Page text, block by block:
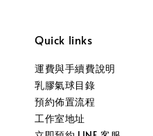
Quick links
運費與手續費說明
乳膠氣球目錄
預約佈置流程
工作室地址